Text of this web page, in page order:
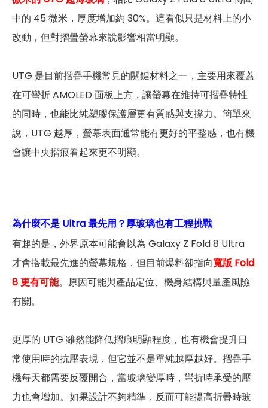
中的 45 微米，厚度增加約 30%。這看似只是材料上的小
改動，但對摺疊螢幕來說影響相當明顯。
UTG 是目前摺疊手機常見的關鍵材料之一，主要用來覆蓋
在可彎折 AMOLED 面板上方，讓螢幕在維持可摺疊特性
的同時，也能比純塑膠保護層更有質感與支撐力。簡單來
說，UTG 越厚，螢幕表面通常能有更好的平整感，也有機
會讓中央摺痕看起來更不明顯。
為什麼不是 Ultra 最先用？厚玻璃也有工程挑戰
有趣的是，外界原本可能會以為 Galaxy Z Fold 8 Ultra
才會搭載最先進的螢幕規格，但目前爆料卻指向寬版 Fold
8 更有可能。原因可能與產品定位、機身結構與量產風險
有關。
更厚的 UTG 雖然能降低摺痕明顯程度，也有機會提升日
常使用時的抗壓表現，但它並不是單純越厚越好。摺疊手
機每天都需要反覆開合，當玻璃變厚時，彎折時承受的壓
力也會增加。如果設計不夠精準，反而可能提高折疊時玻